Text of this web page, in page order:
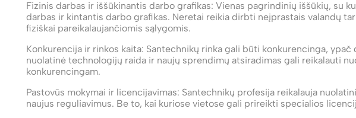
Fizinis darbas ir iššūkinantis darbo grafikas: Vienas pagrindinių iššūkių, su
darbas ir kintantis darbo grafikas. Neretai reikia dirbti neįprastais valandų
fiziškai pareikalaujančiomis sąlygomis.
Konkurencija ir rinkos kaita: Santechnikų rinka gali būti konkurencinga,
nuolatinė technologijų raida ir naujų sprendimų atsiradimas gali reikalauti
konkurencingam.
Pastovūs mokymai ir licencijavimas: Santechnikų profesija reikalauja
naujus reguliavimus. Be to, kai kuriose vietose gali prireikti specialios